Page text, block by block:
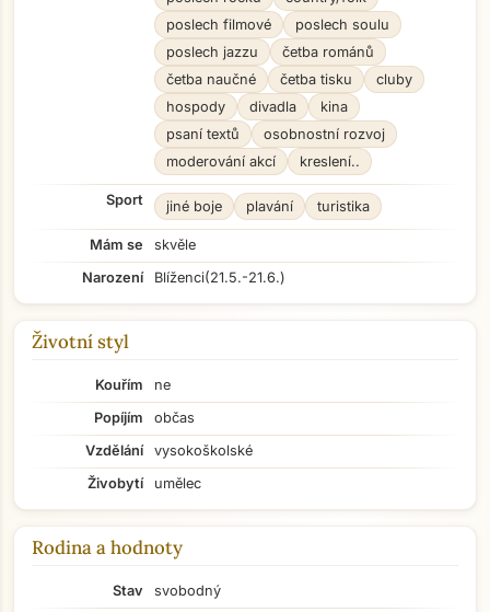
poslech filmové
poslech soulu
poslech jazzu
četba románů
četba naučné
četba tisku
cluby
hospody
divadla
kina
psaní textů
osobnostní rozvoj
moderování akcí
kreslení..
Sport jiné boje plavání turistika
Mám se
skvěle
Narození
Blíženci(21.5.-21.6.)
Životní styl
Kouřím
ne
Popíjím
občas
Vzdělání
vysokoškolské
Živobytí
umělec
Rodina a hodnoty
Stav
svobodný